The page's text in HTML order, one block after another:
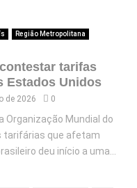
Região Metropolitana
tarifas
Estados Unidos
de 2026 0
Organização Mundial do
tarifárias que afetam
deu início a uma...